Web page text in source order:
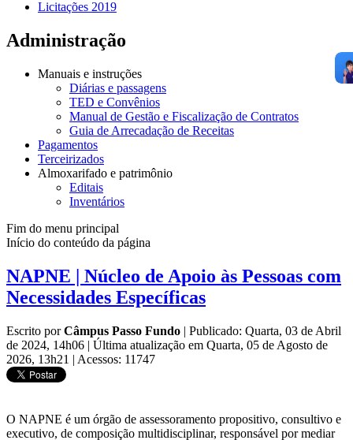
Licitações 2019
Administração
Manuais e instruções
Diárias e passagens
TED e Convênios
Manual de Gestão e Fiscalização de Contratos
Guia de Arrecadação de Receitas
Pagamentos
Terceirizados
Almoxarifado e patrimônio
Editais
Inventários
Fim do menu principal
Início do conteúdo da página
NAPNE | Núcleo de Apoio às Pessoas com
Necessidades Específicas
Escrito porCâmpus Passo Fundo | Publicado: Quarta, 03 de Abril
de 2024, 14h06 | Última atualização em Quarta, 05 de Agosto de
2026, 13h21 | Acessos: 11747
O NAPNE é um órgão de assessoramento propositivo, consultivo e
executivo, de composição multidisciplinar, responsável por mediar